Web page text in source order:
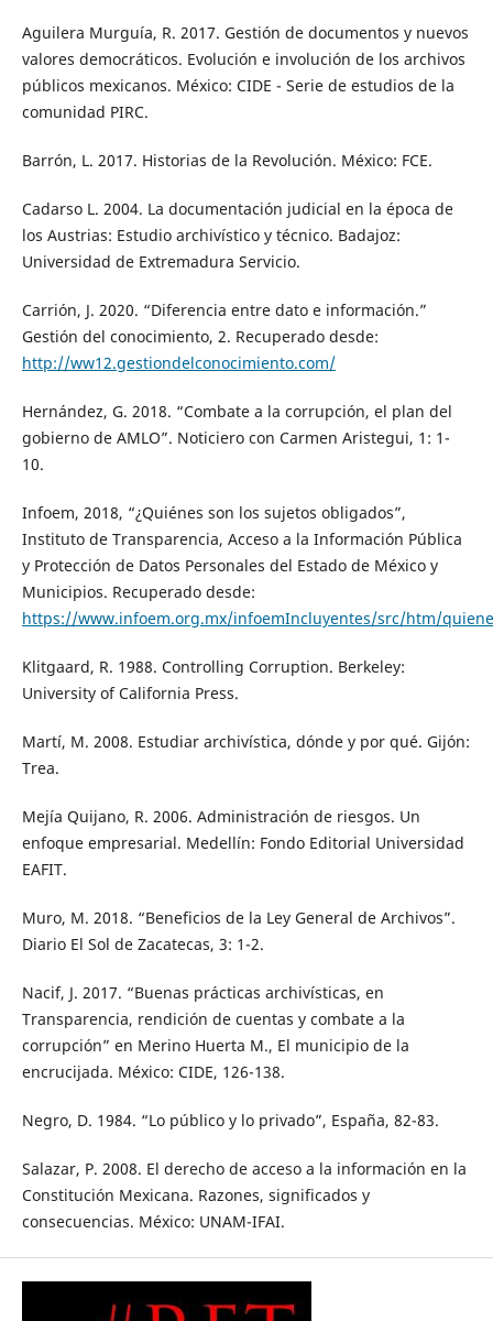
Aguilera Murguía, R. 2017. Gestión de documentos y nuevos
valores democráticos. Evolución e involución de los archivos
públicos mexicanos. México: CIDE - Serie de estudios de la
comunidad PIRC.
Barrón, L. 2017. Historias de la Revolución. México: FCE.
Cadarso L. 2004. La documentación judicial en la época de
los Austrias: Estudio archivístico y técnico. Badajoz:
Universidad de Extremadura Servicio.
Carrión, J. 2020. “Diferencia entre dato e información.”
Gestión del conocimiento, 2. Recuperado desde:
http://ww12.gestiondelconocimiento.com/
Hernández, G. 2018. “Combate a la corrupción, el plan del
gobierno de AMLO”. Noticiero con Carmen Aristegui, 1: 1-
10.
Infoem, 2018, “¿Quiénes son los sujetos obligados”,
Instituto de Transparencia, Acceso a la Información Pública
y Protección de Datos Personales del Estado de México y
Municipios. Recuperado desde:
https://www.infoem.org.mx/infoemIncluyentes/src/htm/
Klitgaard, R. 1988. Controlling Corruption. Berkeley:
University of California Press.
Martí, M. 2008. Estudiar archivística, dónde y por qué. Gijón:
Trea.
Mejía Quijano, R. 2006. Administración de riesgos. Un
enfoque empresarial. Medellín: Fondo Editorial Universidad
EAFIT.
Muro, M. 2018. “Beneficios de la Ley General de Archivos”.
Diario El Sol de Zacatecas, 3: 1-2.
Nacif, J. 2017. “Buenas prácticas archivísticas, en
Transparencia, rendición de cuentas y combate a la
corrupción” en Merino Huerta M., El municipio de la
encrucijada. México: CIDE, 126-138.
Negro, D. 1984. “Lo público y lo privado”, España, 82-83.
Salazar, P. 2008. El derecho de acceso a la información en la
Constitución Mexicana. Razones, significados y
consecuencias. México: UNAM-IFAI.